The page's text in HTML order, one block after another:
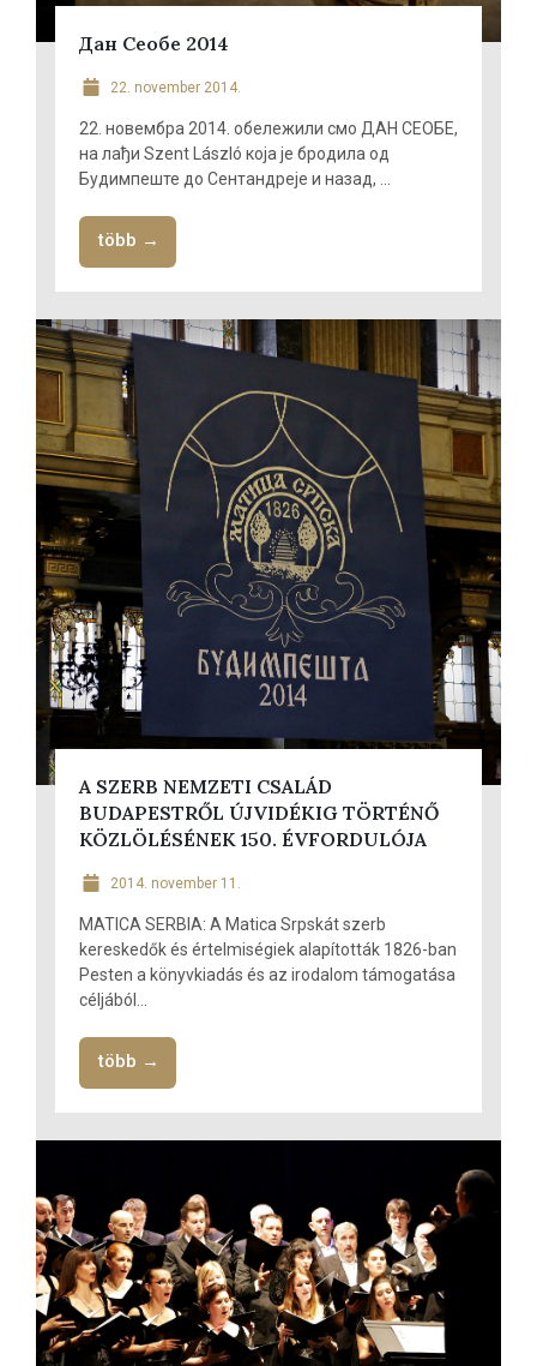
Дан Сеобе 2014
22. november 2014.
22. новембра 2014. обележили смо ДАН СЕОБЕ,
на лађи Szent László која је бродила од
Будимпеште до Сентандреје и назад, ...
több →
A SZERB NEMZETI CSALÁD
BUDAPESTRŐL ÚJVIDÉKIG TÖRTÉNŐ
KÖZLÖLÉSÉNEK 150. ÉVFORDULÓJA
2014. november 11.
MATICA SERBIA: A Matica Srpskát szerb
kereskedők és értelmiségiek alapították 1826-ban
Pesten a könyvkiadás és az irodalom támogatása
céljából...
több →